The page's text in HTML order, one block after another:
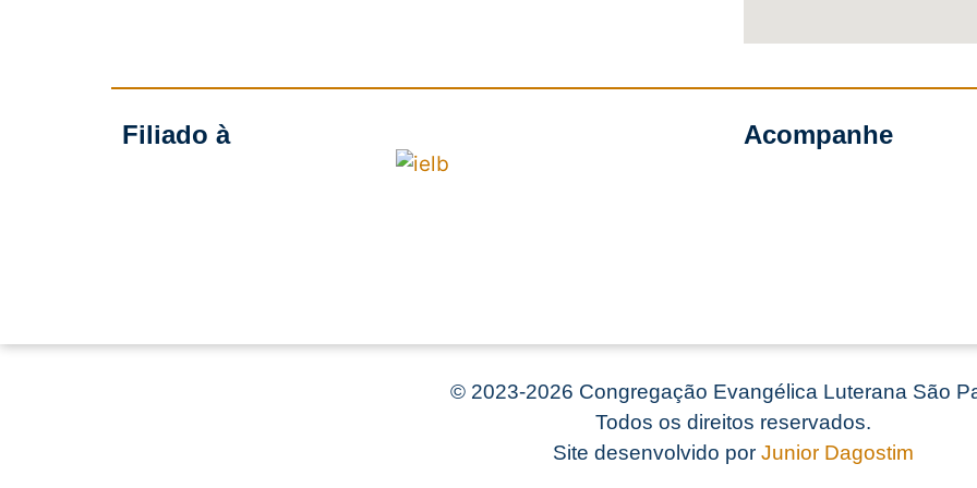
Filiado à Acompanhe
©2023-2026 Congregação Evangélica Luterana São
Todos os direitos reservados.
Site desenvolvido por Junior Dagostim